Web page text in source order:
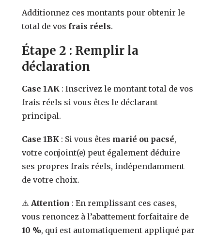
Additionnez ces montants pour obtenir le
total de vos frais réels.
Étape 2 : Remplir la
déclaration
Case 1AK : Inscrivez le montant total de vos
frais réels si vous êtes le déclarant
principal.
Case 1BK : Si vous êtes marié ou pacsé,
votre conjoint(e) peut également déduire
ses propres frais réels, indépendamment
de votre choix.
⚠️ Attention : En remplissant ces cases,
vous renoncez à l’abattement forfaitaire de
10 %, qui est automatiquement appliqué par